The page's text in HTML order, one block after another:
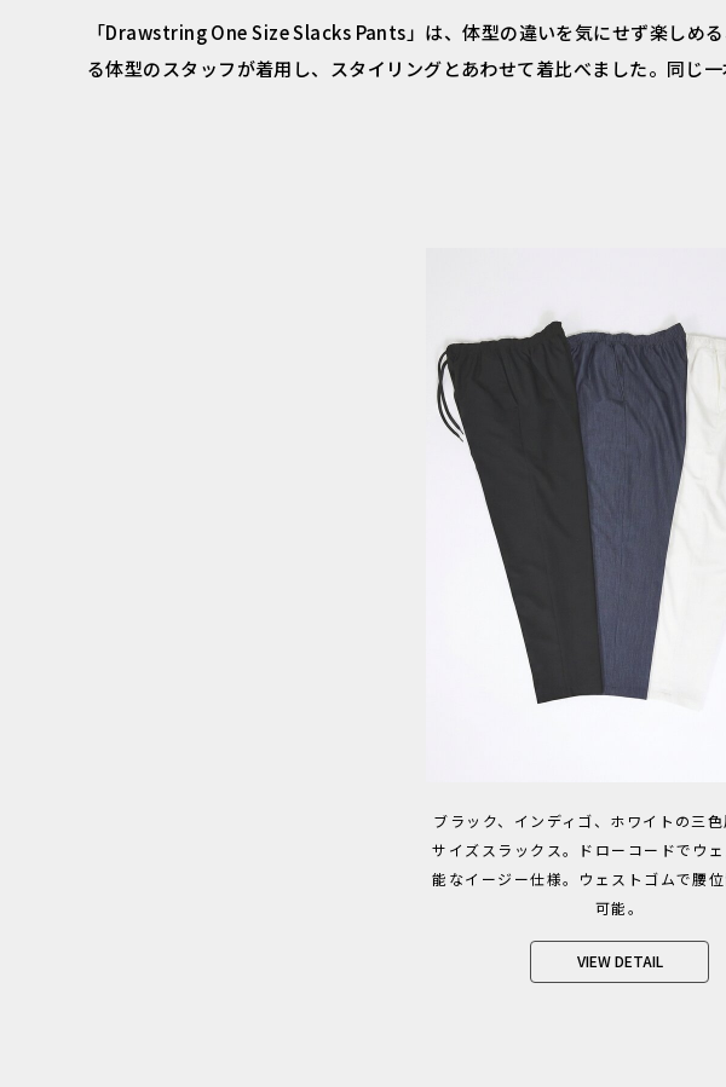
「Drawstring One Size Slacks Pants」は、体型の違いを気にせず楽しめ
る体型のスタッフが着用し、スタイリングとあわせて着比べました。同じ
ブラック、インディゴ、ホワイトの三
サイズスラックス。ドローコードでウ
能なイージー仕様。ウェストゴムで腰
可能。
VIEW DETAIL